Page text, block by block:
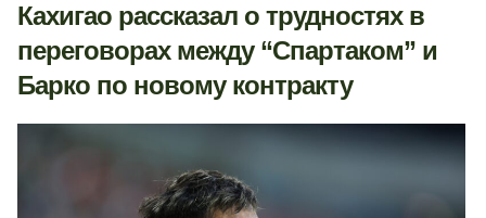
Кахигао рассказал о трудностях в
переговорах между “Спартаком” и
Барко по новому контракту